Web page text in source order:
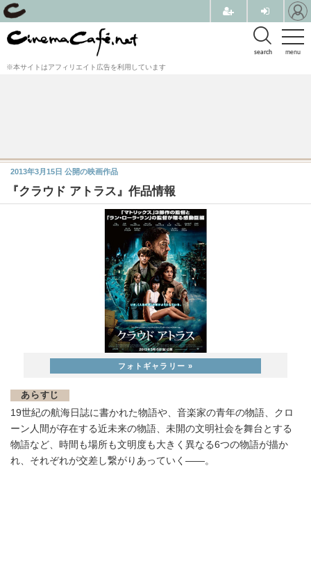
menu
search
※本サイトはアフィリエイト広告を利用しています
『クラウド アトラス』作品情報
2013年3月15日 公開の映画作品
あらすじ
19世紀の航海日誌に書かれた物語や、音楽家の青年の物語、クロ
ーン人間が存在する近未来の物語、未開の文明社会を舞台とする
物語など、時間も場所も文明度も大きく異なる6つの物語が描か
れ、それぞれが交差し繋がりあっていく――。